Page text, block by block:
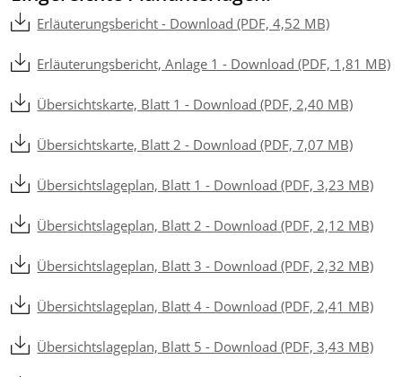
Erläuterungsbericht - Download (PDF, 4,52 MB)
Erläuterungsbericht, Anlage 1 - Download (PDF, 1,81 MB)
Übersichtskarte, Blatt 1 - Download (PDF, 2,40 MB)
Übersichtskarte, Blatt 2 - Download (PDF, 7,07 MB)
Übersichtslageplan, Blatt 1 - Download (PDF, 3,23 MB)
Übersichtslageplan, Blatt 2 - Download (PDF, 2,12 MB)
Übersichtslageplan, Blatt 3 - Download (PDF, 2,32 MB)
Übersichtslageplan, Blatt 4 - Download (PDF, 2,41 MB)
Übersichtslageplan, Blatt 5 - Download (PDF, 3,43 MB)